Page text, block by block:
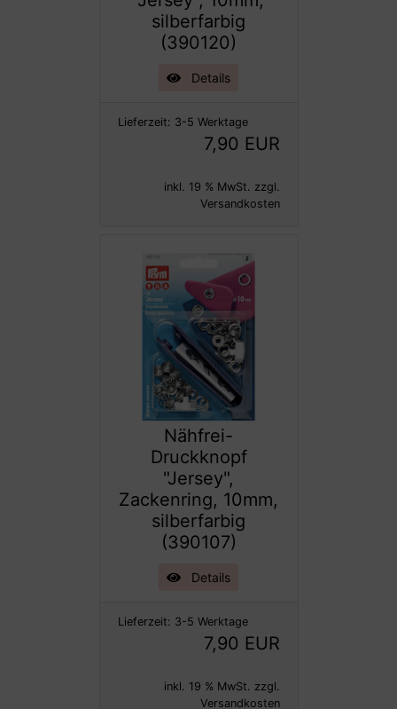
silberfarbig
(390120)
Details
Lieferzeit: 3-5 Werktage
7,90 EUR
inkl. 19 % MwSt. zzgl.
Versandkosten
Nähfrei-
Druckknopf
"Jersey",
Zackenring, 10mm,
silberfarbig
(390107)
Details
Lieferzeit: 3-5 Werktage
7,90 EUR
inkl. 19 % MwSt. zzgl.
Versandkosten